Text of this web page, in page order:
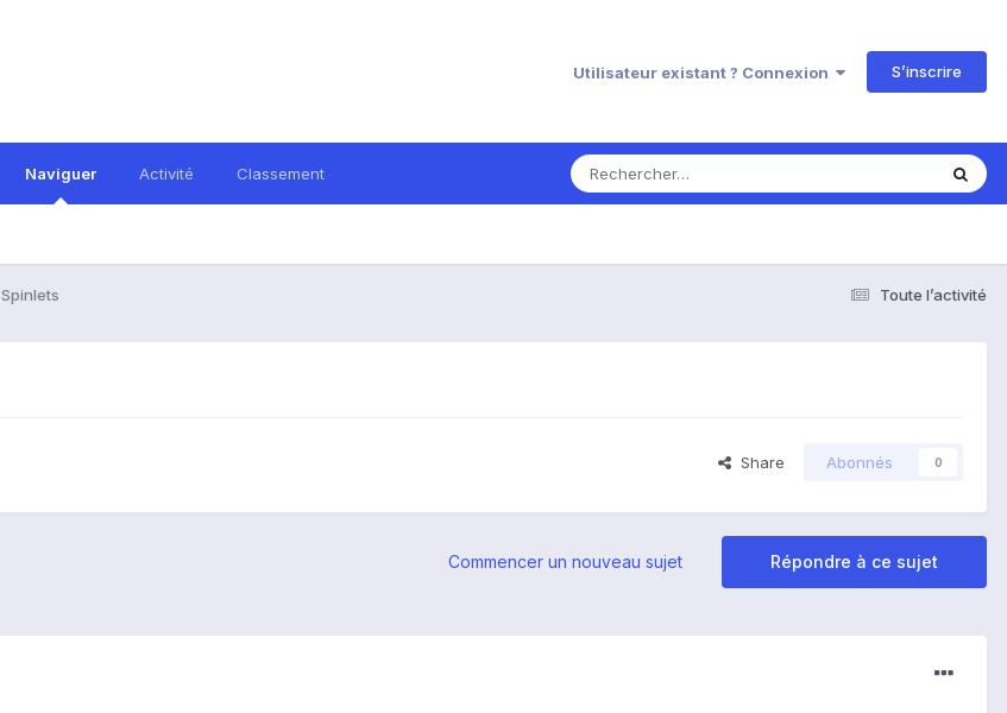
Utilisateur existant ? Connexion S’inscrire
Naviguer Activité Classement
Toute l’activité
Spinlets
Share Abonnés 0
Répondre à ce sujet
Commencer un nouveau sujet